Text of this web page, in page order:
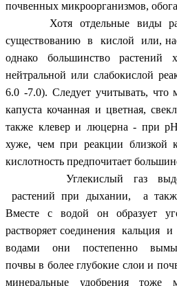
почвенных микроорганизмов,
Хотя отдельные виды
существованию в кислой или,
однако большинство растений
нейтральной или слабокислой
6.0 -7.0). Следует учитывать, что
капуста кочанная и цветная,
также клевер и люцерна - при
хуже, чем при реакции близкой
кислотность предпочитает
Углекислый газ
растений при дыхании, а
Вместе с водой он образует
растворяет соединения
водами они постепенно
почвы в более глубокие слои и
минеральные удобрения тоже